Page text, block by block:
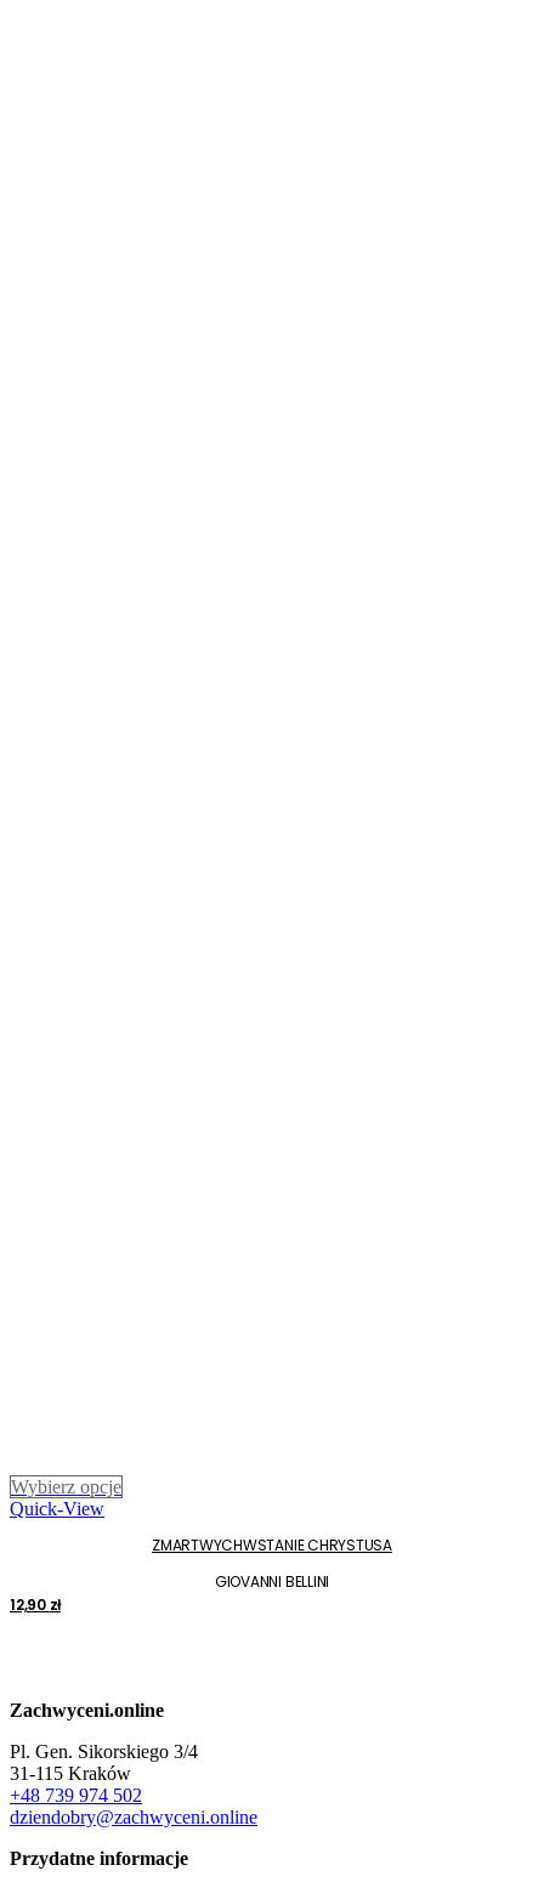
Wybierz opcje
wiele
produktu
Quick-View
ZMARTWYCH­WSTANIE CHRYSTUSA
GIOVANNI BELLINI
12,90 zł
Zachwyceni.online
Pl. Gen. Sikorskiego 3/4
31-115 Kraków
+48 739 974 502
dziendobry@zachwyceni.online
Przydatne informacje